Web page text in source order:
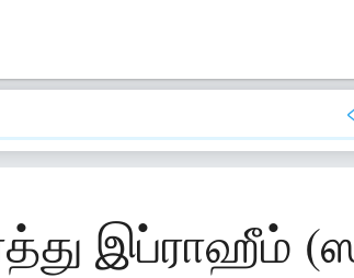
இப்ராஹீம்